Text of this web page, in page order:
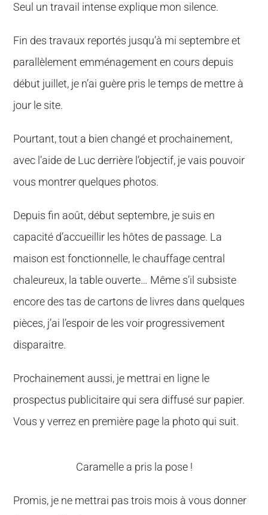
Seul un travail intense explique mon silence.
Fin des travaux reportés jusqu’à mi septembre et
parallèlement emménagement en cours depuis
début juillet, je n’ai guère pris le temps de mettre à
jour le site.
Pourtant, tout a bien changé et prochainement,
avec l’aide de Luc derrière l’objectif, je vais pouvoir
vous montrer quelques photos.
Depuis fin août, début septembre, je suis en
capacité d’accueillir les hôtes de passage. La
maison est fonctionnelle, le chauffage central
chaleureux, la table ouverte… Même s’il subsiste
encore des tas de cartons de livres dans quelques
pièces, j’ai l’espoir de les voir progressivement
disparaitre.
Prochainement aussi, je mettrai en ligne le
prospectus publicitaire qui sera diffusé sur papier.
Vous y verrez en première page la photo qui suit.
Caramelle a pris la pose !
Promis, je ne mettrai pas trois mois à vous donner